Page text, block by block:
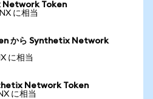
Network Token
に相当
から Synthetix Network
に相当
Network Token
に相当